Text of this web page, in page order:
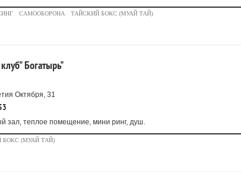
САМООБОРОНА ТАЙСКИЙ БОКС (МУАЙ ТАЙ)
Богатырь"
Октября, 31
зал, теплое помещение, мини ринг, душ.
БОКС (МУАЙ ТАЙ)